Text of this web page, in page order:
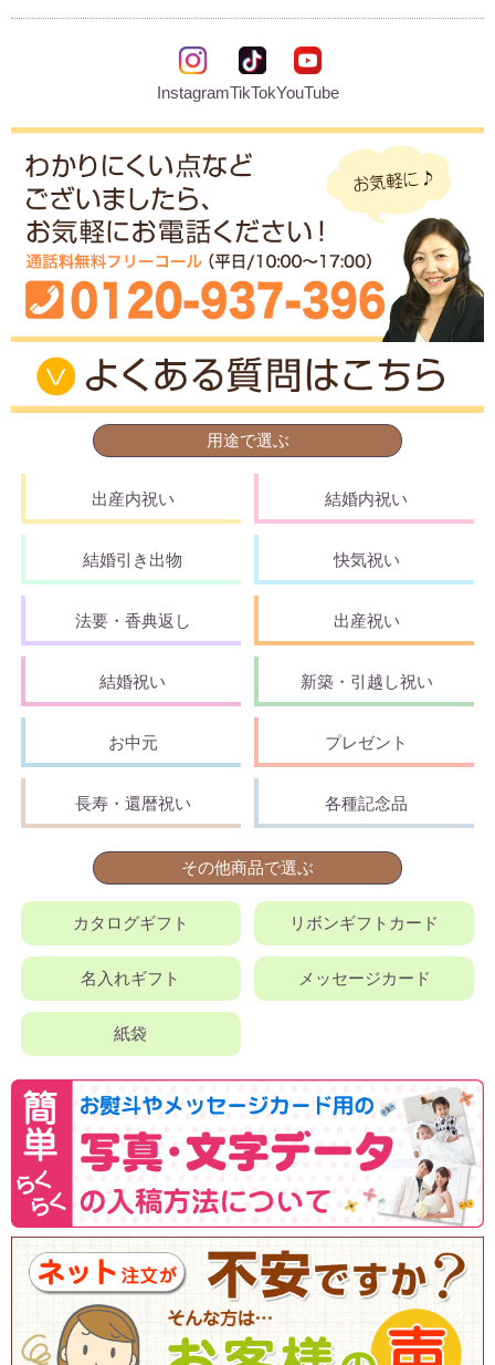
InstagramTikTokYouTube
用途で選ぶ
出産内祝い 結婚内祝い
結婚引き出物 快気祝い
法要・香典返し 出産祝い
結婚祝い 新築・引越し祝い
お中元 プレゼント
長寿・還暦祝い 各種記念品
その他商品で選ぶ
カタログギフト リボンギフトカード
名入れギフト メッセージカード
紙袋